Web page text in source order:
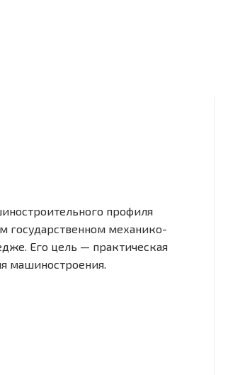
профиля
государственном механико-
Его цель — практическая
машиностроения.